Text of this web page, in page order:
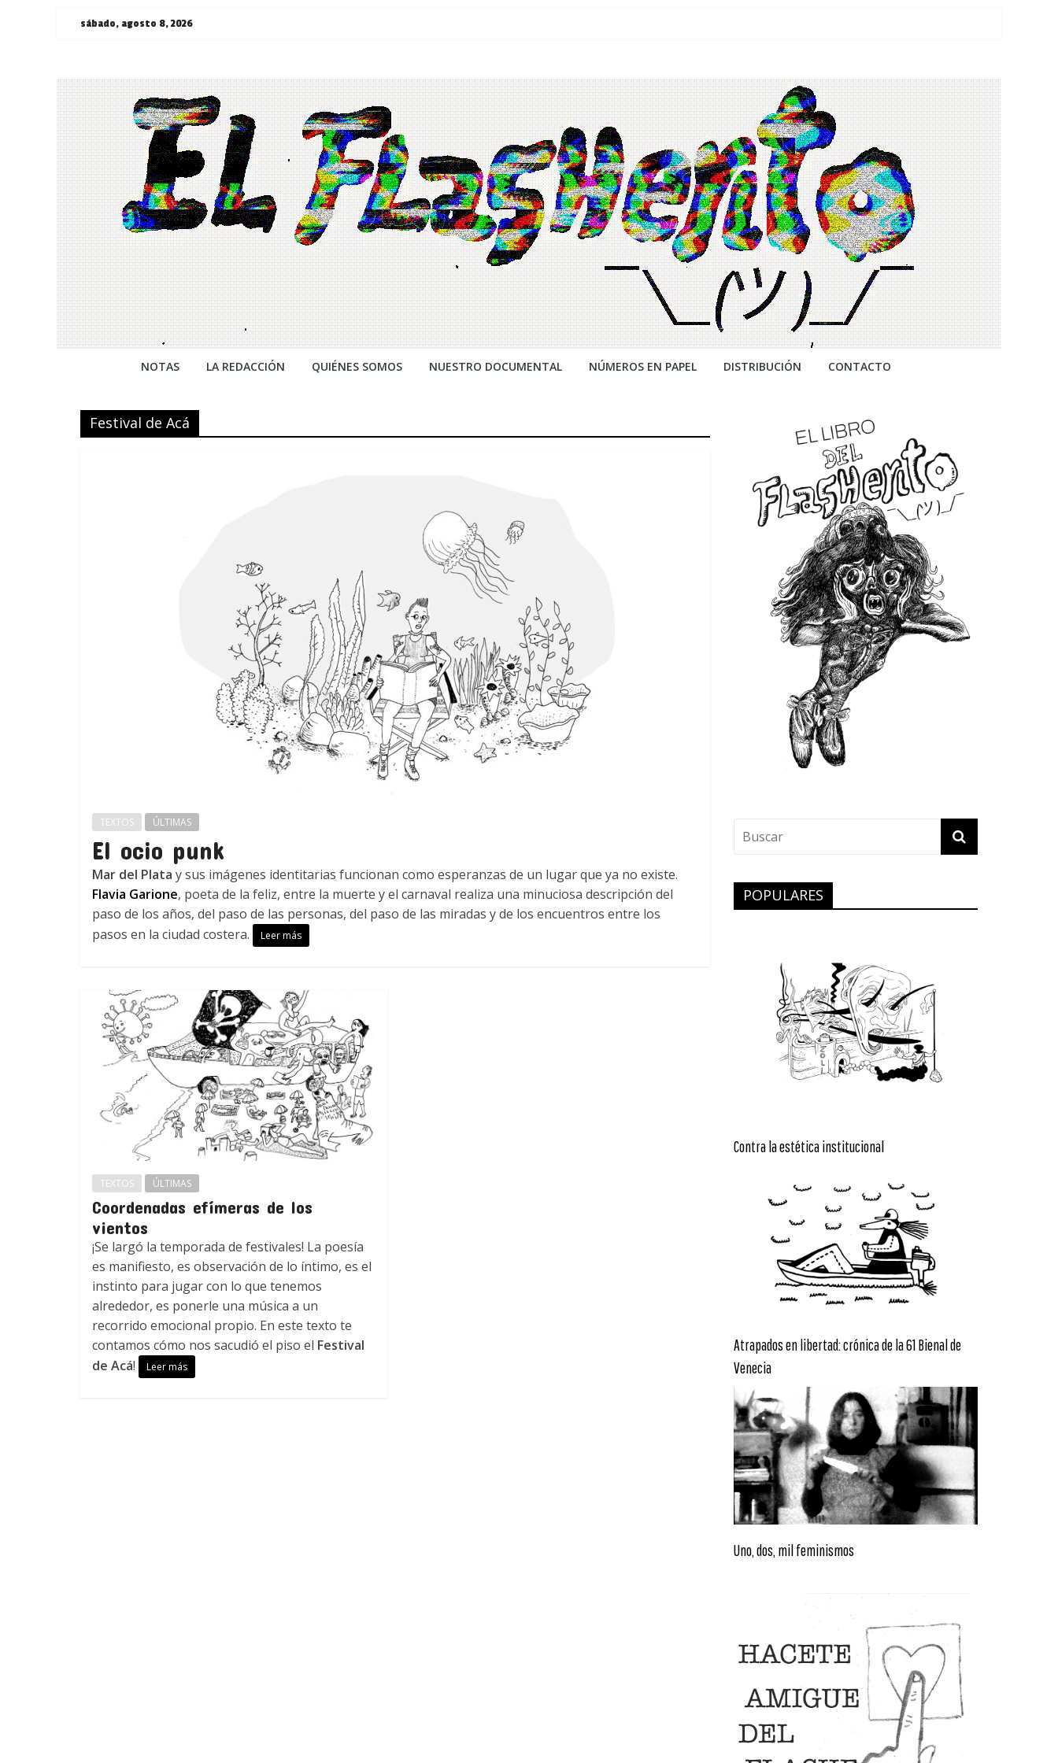
Saltarsábado, agosto 8, 2026
¯\_(ツ)_/
¯
NOTAS LA REDACCIÓN QUIÉNES SOMOS NUESTRO DOCUMENTAL NÚMEROS EN PAPEL DISTRIBUCIÓN CONTACTO
Festival de Acá
TEXTOS ÚLTIMAS
El ocio punk
Mar del Plata y sus imágenes identitarias funcionan como esperanzas de un lugar que ya no existe.
Flavia Garione, poeta de la feliz, entre la muerte y el carnaval realiza una minuciosa descripción del
paso de los años, del paso de las personas, del paso de las miradas y de los encuentros entre los
pasos en la ciudad costera.
Leer más
TEXTOS ÚLTIMAS
Coordenadas efímeras de los
vientos
¡Se largó la temporada de festivales! La poesía
es manifiesto, es observación de lo íntimo, es el
instinto para jugar con lo que tenemos
alrededor, es ponerle una música a un
recorrido emocional propio. En este texto te
contamos cómo nos sacudió el piso el Festival
de Acá! Leer más
POPULARES
Contra la estética institucional
Atrapados en libertad: crónica de la 61 Bienal de
Venecia
Uno, dos, mil feminismos